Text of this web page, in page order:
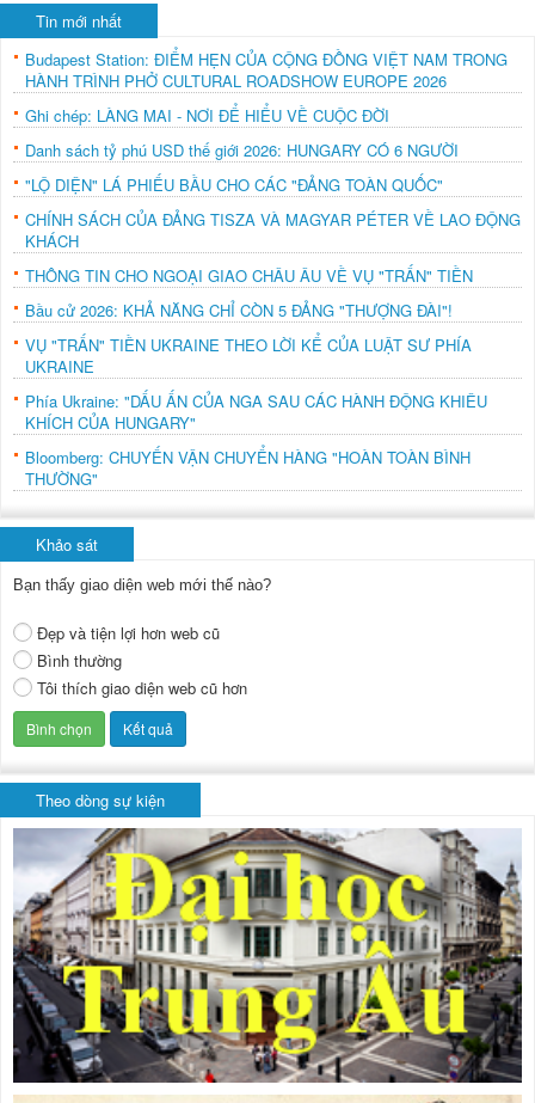
Tin mới nhất
Budapest Station: ĐIỂM HẸN CỦA CỘNG ĐỒNG VIỆT NAM TRONG
HÀNH TRÌNH PHỞ CULTURAL ROADSHOW EUROPE 2026
Ghi chép: LÀNG MAI - NƠI ĐỂ HIỂU VỀ CUỘC ĐỜI
Danh sách tỷ phú USD thế giới 2026: HUNGARY CÓ 6 NGƯỜI
"LỘ DIỆN" LÁ PHIẾU BẦU CHO CÁC "ĐẢNG TOÀN QUỐC"
CHÍNH SÁCH CỦA ĐẢNG TISZA VÀ MAGYAR PÉTER VỀ LAO ĐỘNG
KHÁCH
THÔNG TIN CHO NGOẠI GIAO CHÂU ÂU VỀ VỤ "TRẤN" TIỀN
Bầu cử 2026: KHẢ NĂNG CHỈ CÒN 5 ĐẢNG "THƯỢNG ĐÀI"!
VỤ "TRẤN" TIỀN UKRAINE THEO LỜI KỂ CỦA LUẬT SƯ PHÍA
UKRAINE
Phía Ukraine: "DẤU ẤN CỦA NGA SAU CÁC HÀNH ĐỘNG KHIÊU
KHÍCH CỦA HUNGARY"
Bloomberg: CHUYẾN VẬN CHUYỂN HÀNG "HOÀN TOÀN BÌNH
THƯỜNG"
Khảo sát
Bạn thấy giao diện web mới thế nào?
Đẹp và tiện lợi hơn web cũ
Bình thường
Tôi thích giao diện web cũ hơn
Theo dòng sự kiện